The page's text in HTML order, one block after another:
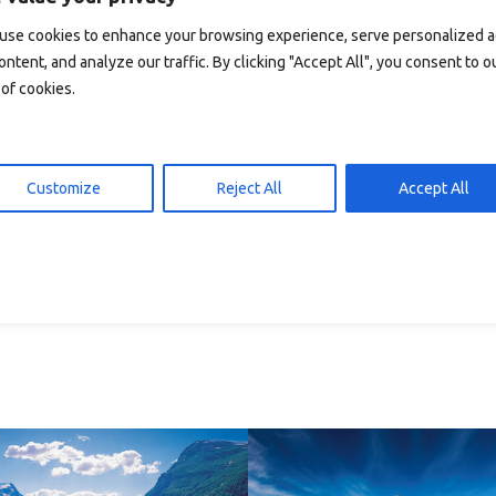
cookies to enhance your browsing experience, serve personalized
and analyze our traffic. By clicking "Accept All", you consent to
cookies.
Customize Reject All Accept All
15,00kr
i handlekurv 15,00
Legg i handlekurv